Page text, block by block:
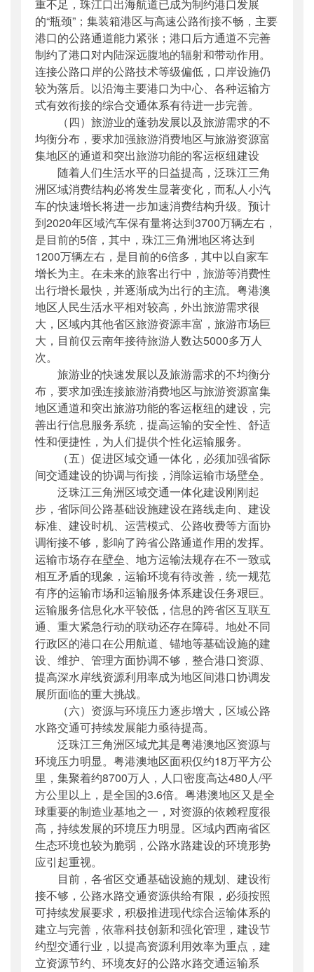
重不足，珠江口出海航道已成为制约港口发展
的“瓶颈”；集装箱港区与高速公路衔接不畅，主要
港口的公路通道能力紧张；港口后方通道不完善
制约了港口对内陆深远腹地的辐射和带动作用。
连接公路口岸的公路技术等级偏低，口岸设施仍
较为落后。以沿海主要港口为中心、各种运输方
式有效衔接的综合交通体系有待进一步完善。
（四）旅游业的蓬勃发展以及旅游需求的不
均衡分布，要求加强旅游消费地区与旅游资源富
集地区的通道和突出旅游功能的客运枢纽建设
随着人们生活水平的日益提高，泛珠江三角
洲区域消费结构必将发生显著变化，而私人小汽
车的快速增长将进一步加速消费结构升级。预计
到2020年区域汽车保有量将达到3700万辆左右，
是目前的5倍，其中，珠江三角洲地区将达到
1200万辆左右，是目前的6倍多，其中以自家车
增长为主。在未来的旅客出行中，旅游等消费性
出行增长最快，并逐渐成为出行的主流。粤港澳
地区人民生活水平相对较高，外出旅游需求很
大，区域内其他省区旅游资源丰富，旅游市场巨
大，目前仅云南年接待旅游人数达5000多万人
次。
旅游业的快速发展以及旅游需求的不均衡分
布，要求加强连接旅游消费地区与旅游资源富集
地区通道和突出旅游功能的客运枢纽的建设，完
善出行信息服务系统，提高运输的安全性、舒适
性和便捷性，为人们提供个性化运输服务。
（五）促进区域交通一体化，必须加强省际
间交通建设的协调与衔接，消除运输市场壁垒。
泛珠江三角洲区域交通一体化建设刚刚起
步，省际间公路基础设施建设在路线走向、建设
标准、建设时机、运营模式、公路收费等方面协
调衔接不够，影响了跨省公路通道作用的发挥。
运输市场存在壁垒、地方运输法规存在不一致或
相互矛盾的现象，运输环境有待改善，统一规范
有序的运输市场和运输服务体系建设任务艰巨。
运输服务信息化水平较低，信息的跨省区互联互
通、重大紧急行动的联动还存在障碍。地处不同
行政区的港口在公用航道、锚地等基础设施的建
设、维护、管理方面协调不够，整合港口资源、
提高深水岸线资源利用率成为地区间港口协调发
展所面临的重大挑战。
（六）资源与环境压力逐步增大，区域公路
水路交通可持续发展能力亟待提高。
泛珠江三角洲区域尤其是粤港澳地区资源与
环境压力明显。粤港澳地区面积仅约18万平方公
里，集聚着约8700万人，人口密度高达480人/平
方公里以上，是全国的3.6倍。粤港澳地区又是全
球重要的制造业基地之一，对资源的依赖程度很
高，持续发展的环境压力明显。区域内西南省区
生态环境也较为脆弱，公路水路建设的环境形势
应引起重视。
目前，各省区交通基础设施的规划、建设衔
接不够，公路水路交通资源供给有限，必须按照
可持续发展要求，积极推进现代综合运输体系的
建立与完善，依靠科技创新和强化管理，建设节
约型交通行业，以提高资源利用效率为重点，建
立资源节约、环境友好的公路水路交通运输系